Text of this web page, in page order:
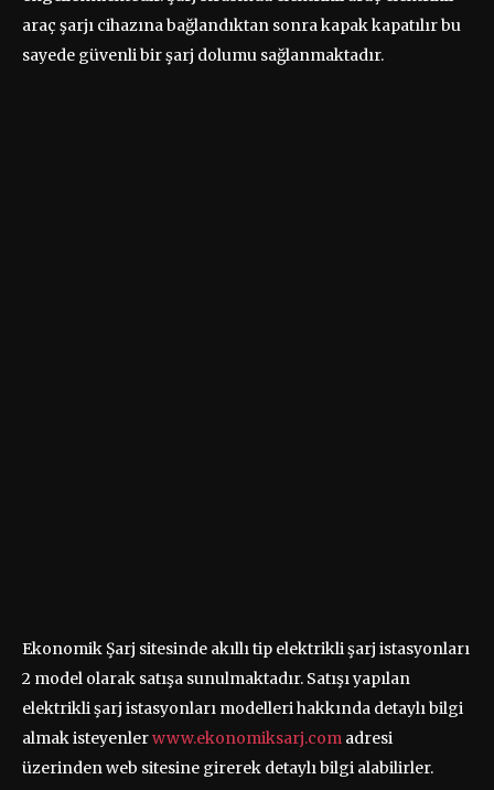
araç şarjı cihazına bağlandıktan sonra kapak kapatılır bu
sayede güvenli bir şarj dolumu sağlanmaktadır.
Ekonomik Şarj sitesinde akıllı tip elektrikli şarj istasyonları
2 model olarak satışa sunulmaktadır. Satışı yapılan
elektrikli şarj istasyonları modelleri hakkında detaylı bilgi
almak isteyenlerwww.ekonomiksarj.com adresi
üzerinden web sitesine girerek detaylı bilgi alabilirler.